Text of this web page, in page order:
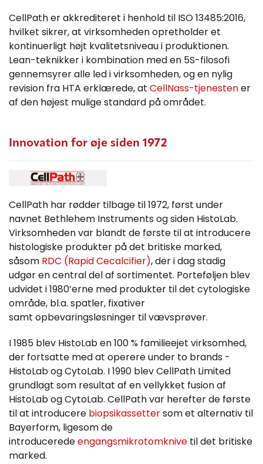
CellPath er akkrediteret i henhold til ISO 13485:2016,
hvilket sikrer, at virksomheden opretholder et
kontinuerligt højt kvalitetsniveau i produktionen.
Lean-teknikker i kombination med en 5S-filosofi
gennemsyrer alle led i virksomheden, og en nylig
revision fra HTA erklærede, at CellNass-tjenestener
af den højest mulige standard på området.
Innovation for øje siden 1972
CellPath har rødder tilbage til 1972, først under
navnet Bethlehem Instruments og siden HistoLab.
Virksomheden var blandt de første til at introducere
histologiske produkter på det britiske marked,
såsom RDC (Rapid Cecalcifier), der i dag stadig
udgør en central del af sortimentet. Porteføljen blev
udvidet i 1980’erne med produkter til det cytologiske
område, bl.a. spatler, fixativer
samt opbevaringsløsninger til vævsprøver.
I 1985 blev HistoLab en 100 % familieejet virksomhed,
der fortsatte med at operere under to brands -
HistoLab og CytoLab. I 1990 blev CellPath Limited
grundlagt som resultat af en vellykket fusion af
HistoLab og CytoLab. CellPath var herefter de første
til at introducere biopsikassettersom et alternativ til
Bayerform, ligesom de
introduceredeengangsmikrotomknive til det britiske
marked.